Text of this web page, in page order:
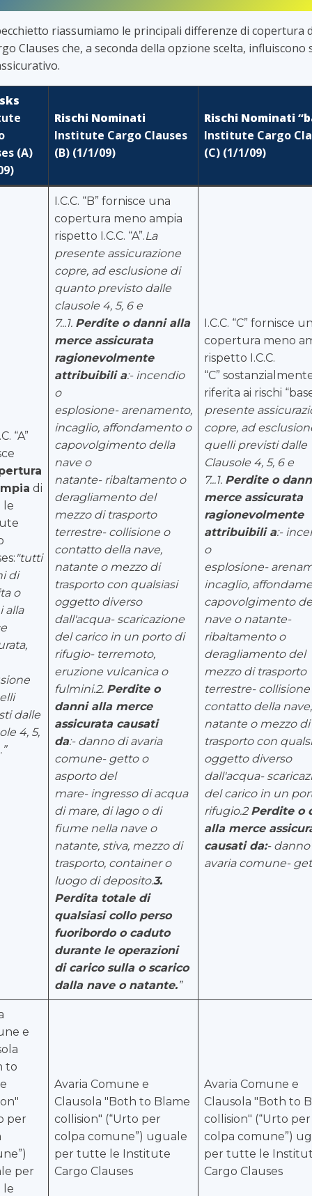
riassumiamo le principali differenze di copertura
Clauses che, a seconda della opzione scelta, influiscono
(A)
Rischi Nominati
Institute Cargo Clauses
(B) (1/1/09)
Rischi Nominati
Institute Cargo
(C) (1/1/09)
“A”
di
"tutti
di
o
alla
dalle
4, 5,
I.C.C. “B” fornisce una
copertura meno ampia
rispetto I.C.C. “A”.La
presente assicurazione
copre, ad esclusione di
quanto previsto dalle
clausole 4, 5, 6 e
7...1. Perdite o danni alla
merce assicurata
ragionevolmente
attribuibili a:- incendio
o
esplosione- arenamento,
incaglio, affondamento o
capovolgimento della
nave o
natante- ribaltamento o
deragliamento del
mezzo di trasporto
terrestre- collisione o
contatto della nave,
natante o mezzo di
trasporto con qualsiasi
oggetto diverso
dall'acqua- scaricazione
del carico in un porto di
rifugio- terremoto,
eruzione vulcanica o
fulmini.2. Perdite o
danni alla merce
assicurata causati
da:- danno di avaria
comune- getto o
asporto del
mare- ingresso di acqua
di mare, di lago o di
fiume nella nave o
natante, stiva, mezzo di
trasporto, container o
luogo di deposito.3.
Perdita totale di
qualsiasi collo perso
fuoribordo o caduto
durante le operazioni
di carico sulla o scarico
dalla nave o natante.”
I.C.C. “C” fornisce
copertura meno
rispetto I.C.C.
“C”
riferita ai rischi
presente
copre, ad
quelli previsti dalle
Clausole 4, 5, 6 e
7...1. Perdite o
merce assicurata
ragionevolmente
attribuibili a:-
o
esplosione-
incaglio,
capovolgimento
nave o natante-
ribaltamento o
deragliamento del
mezzo di trasporto
terrestre- collisione
contatto della nave,
natante o mezzo di
trasporto con
oggetto diverso
dall'acqua-
del carico in un
rifugio.2 Perdite o
alla merce
causati da:- danno
avaria comune-
e
to
per
per
Avaria Comune e
Clausola "Both to Blame
collision" (“Urto per
colpa comune”) uguale
per tutte le Institute
Cargo Clauses
Avaria Comune e
Clausola "Both to
collision" (“Urto per
colpa comune”)
per tutte le
Cargo Clauses